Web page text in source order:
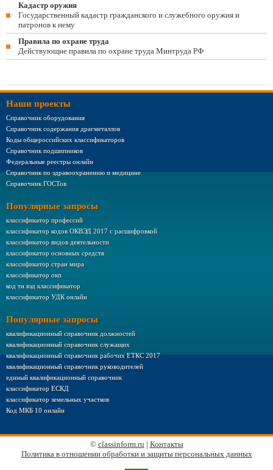
Кадастр оружия
Государственный кадастр гражданского и служебного оружия и
патронов к нему
Правила по охране труда
Действующие правила по охране труда Минтруда РФ
Наши проекты
Справочник оборудования
Справочник содержания драгметаллов
Коды общероссийских классификаторов
Справочник подшипников
Федеральные реестры онлайн
Справочник по здравоохранению и медицине
Справочник ГОСТов
Популярные запросы
классификатор профессий
классификатор кодов ОКВЭД 2017 с расшифровкой
классификатор видов деятельности
классификатор основных средств
классификатор стран мира
классификатор окп
код тн вэд классификатор
классификатор УДК онлайн
Популярные запросы
квалификационный справочник должностей
квалификационный справочник служащих
квалификационный справочник рабочих ЕТКС 2017
квалификационный справочник руководителей
единый квалификационный справочник
классификатор ЕСКД
классификатор земельных участков
Код МКБ 10 онлайн
© classinform.ru | Контакты
Политика в отношении обработки и защиты персональных данных